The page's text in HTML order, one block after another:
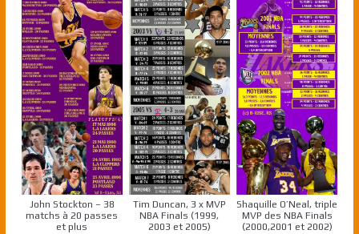
John Stockton – 38
matchs à 20 passes
et plus
Tim Duncan, 3 x MVP
NBA Finals (1999,
2003 et 2005)
Shaquille O’Neal, triple
MVP des NBA Finals
(2000,2001 et 2002)